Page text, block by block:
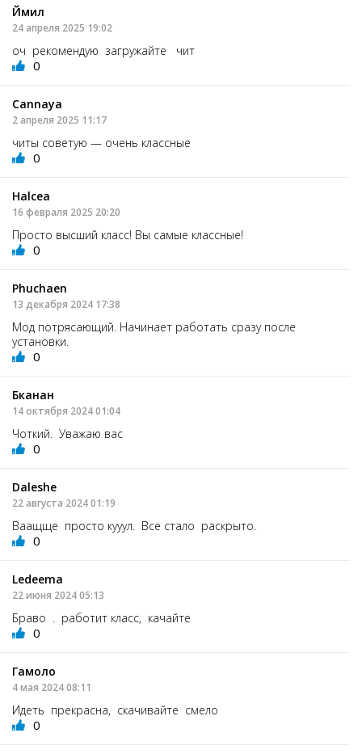
Ймил
24 апреля 2025 19:02
оч рекомендую загружайте чит
0
Cannaya
2 апреля 2025 11:17
читы советую — очень классные
0
Halcea
16 февраля 2025 20:20
Просто высший класс! Вы самые классные!
0
Phuchaen
13 декабря 2024 17:38
Мод потрясающий. Начинает работать сразу после
установки.
0
Бканан
14 октября 2024 01:04
Чоткий. Уважаю вас
0
Daleshe
22 августа 2024 01:19
Ваащще просто кууул. Все стало раскрыто.
0
Ledeema
22 июня 2024 05:13
Браво . работит класс, качайте
0
Гамоло
4 мая 2024 08:11
Идеть прекрасна, скачивайте смело
0